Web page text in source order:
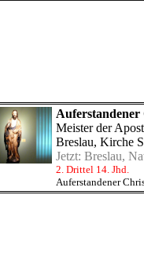
Auferstandener
Meister der
Breslau, Kirche
Jetzt: Breslau,
2. Drittel 14. Jhd.
Auferstandener